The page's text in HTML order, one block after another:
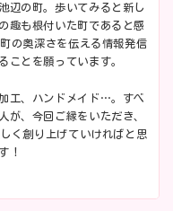
辺の町。歩いてみると新し
趣も根付いた町であると感
の奥深さを伝える情報発信
ことを願っています。
工、ハンドメイド…。すべ
が、今回ご縁をいただき、
く創り上げていければと思
！